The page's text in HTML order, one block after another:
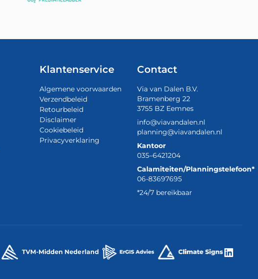
Klantenservice
Algemene voorwaarden
Verzendbeleid
Retourbeleid
Disclaimer
Cookiebeleid
Privacyverklaring
Contact
Via van Dalen B.V.
Bramenberg 22
3755 BZ Eemnes
info@viavandalen.nl
planning@viavandalen.nl
Kantoor
035–6421204
Calamiteiten/Planningstelefoon*
06-83697695
*24/7 bereikbaar